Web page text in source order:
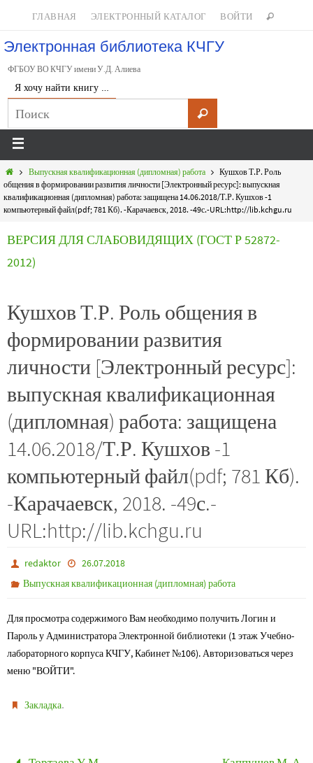
ГЛАВНАЯ ЭЛЕКТРОННЫЙ КАТАЛОГ ВОЙТИ
Электронная библиотека КЧГУ
ФГБОУ ВО КЧГУ имени У.Д. Алиева
Я хочу найти книгу …
Выпускная квалификационная (дипломная) работа
Кушхов Т.Р. Роль
общения в формировании развития личности [Электронный ресурс]: выпускная
квалификационная (дипломная) работа: защищена 14.06.2018/Т.Р. Кушхов -1
компьютерный файл(pdf; 781 Кб). -Карачаевск, 2018. -49с.-URL:http://lib.kchgu.ru
ВЕРСИЯ ДЛЯ СЛАБОВИДЯЩИХ (ГОСТ Р 52872-
2012)
Кушхов Т.Р. Роль общения в
формировании развития
личности [Электронный ресурс]:
выпускная квалификационная
(дипломная) работа: защищена
14.06.2018/Т.Р. Кушхов -1
компьютерный файл(pdf; 781 Кб).
-Карачаевск, 2018. -49с.-
URL:http://lib.kchgu.ru
redaktor
26.07.2018
Выпускная квалификационная (дипломная) работа
Для просмотра содержимого Вам необходимо получить Логин и
Пароль у Администратора Электронной библиотеки (1 этаж Учебно-
лабораторного корпуса КЧГУ, Кабинет №106). Авторизоваться через
меню "ВОЙТИ".
Закладка.